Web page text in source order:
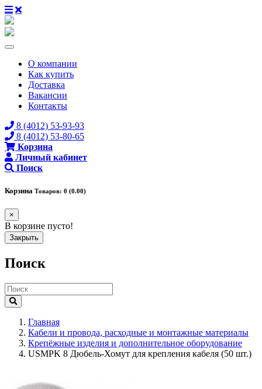
О компании
Как купить
Доставка
Вакансии
Контакты
8 (4012) 53-93-93
8 (4012) 53-80-65
Корзина
Личный кабинет
Поиск
Корзина Товаров: 0 (0.00)
×
В корзине пусто!
Закрыть
Поиск
Главная
Кабели и провода, расходные и монтажные материалы
Крепёжные изделия и дополнительное оборудование
USMPK 8 Дюбель-Хомут для крепления кабеля (50 шт.)